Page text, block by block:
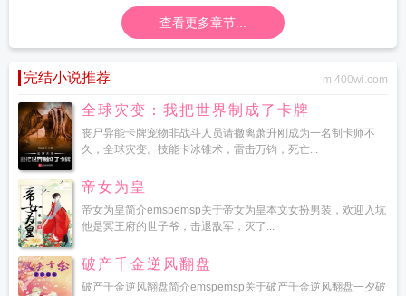
查看更多章节...
完结小说推荐 m.400wi.com
全球灾变：我把世界制成了卡牌
丧尸异能卡牌宠物非战斗人员请撤离萧升刚成为一名制卡师不
久，全球灾变。技能卡冰锥术，雷击万钧，死亡...
帝女为皇
帝女为皇简介emspemsp关于帝女为皇本文女扮男装，欢迎入坑
他是冥王府的世子爷，击退敌军，灭了...
破产千金逆风翻盘
破产千金逆风翻盘简介emspemsp关于破产千金逆风翻盘一夕破